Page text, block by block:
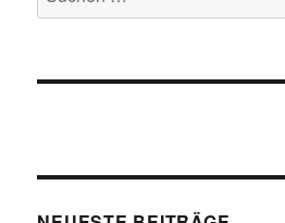
nach: